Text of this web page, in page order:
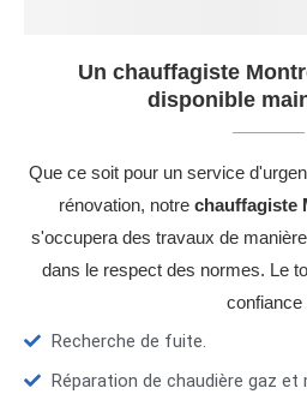
Un chauffagiste
disponible
Que ce soit pour un service
rénovation, notre chauffagiste
s'occupera des travaux de
dans le respect des normes. Le
confiance
Recherche de fuite.
Réparation de chaudière gaz et